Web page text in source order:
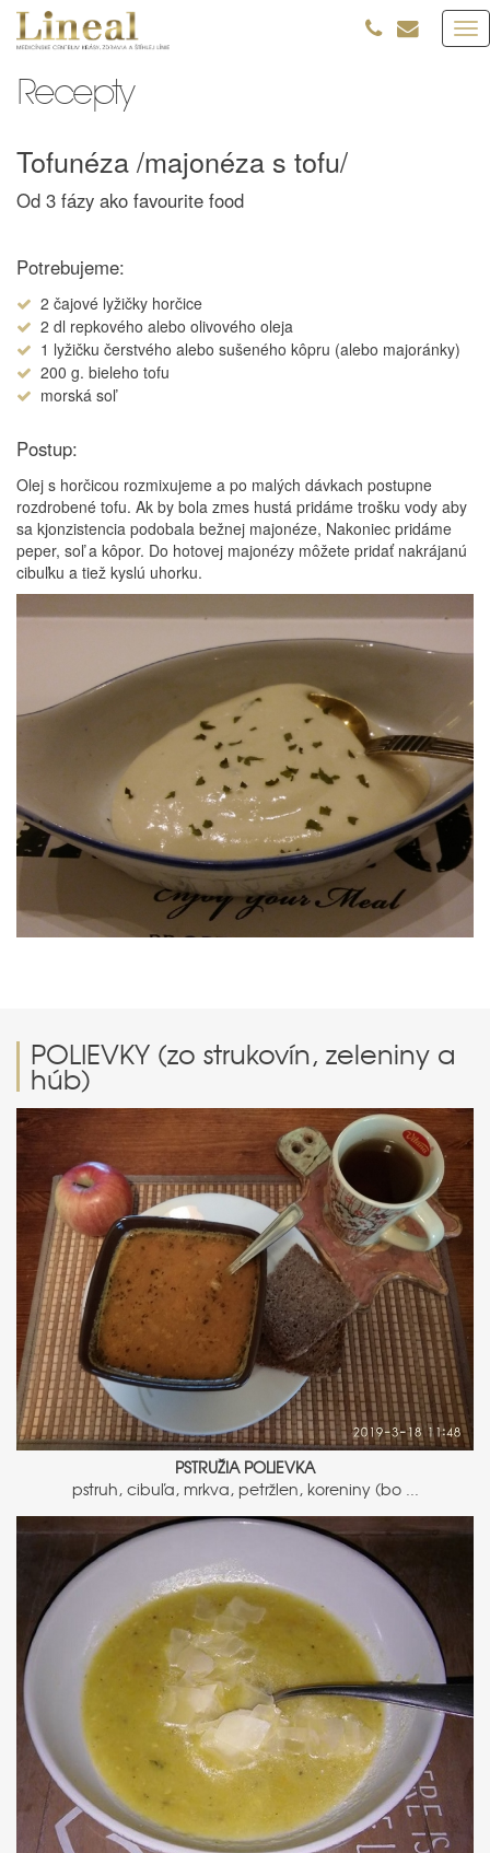
Recepty
Tofunéza /majonéza s tofu/
Od 3 fázy ako favourite food
Potrebujeme:
2 čajové lyžičky horčice
2 dl repkového alebo olivového oleja
1 lyžičku čerstvého alebo sušeného kôpru (alebo majoránky)
200 g. bieleho tofu
morská soľ
Postup:
Olej s horčicou rozmixujeme a po malých dávkach postupne
rozdrobené tofu. Ak by bola zmes hustá pridáme trošku vody aby
sa kjonzistencia podobala bežnej majonéze, Nakoniec pridáme
peper, soľ a kôpor. Do hotovej majonézy môžete pridať nakrájanú
cibuľku a tiež kyslú uhorku.
POLIEVKY (zo strukovín, zeleniny a
húb)
PSTRUŽIA POLIEVKA
pstruh, cibuľa, mrkva, petržlen, koreniny (bo ...